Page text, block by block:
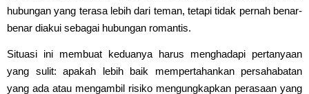
hubungan yang terasa lebih dari teman, tetapi tidak pernah benar-
benar diakui sebagai hubungan romantis.
Situasi ini membuat keduanya harus menghadapi pertanyaan
yang sulit: apakah lebih baik mempertahankan persahabatan
yang ada atau mengambil risiko mengungkapkan perasaan yang